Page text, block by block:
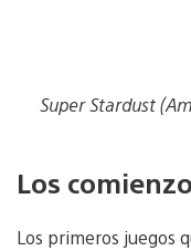
Super Stardust
Los
Los primeros juegos